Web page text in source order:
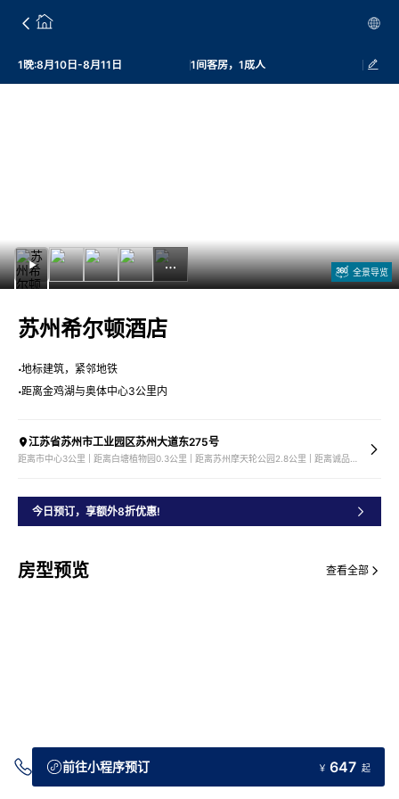
1晚:8月10日-8月11日 1间客房，1成人
全景导览
苏州希尔顿酒店
地标建筑，紧邻地铁
距离金鸡湖与奥体中心3公里内
江苏省苏州市工业园区苏州大道东275号
今日预订，享额外8折优惠!
房型预览 查看全部
前往小程序预订 ￥ 647 起